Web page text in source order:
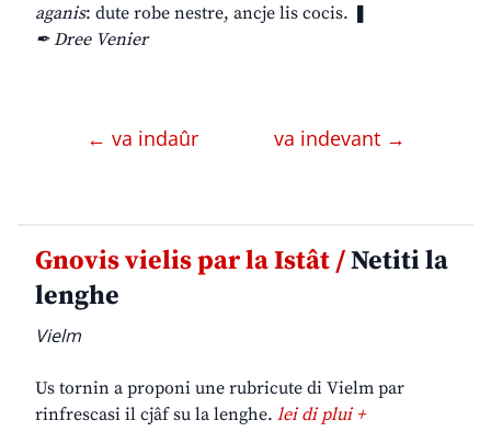
aganis: dute robe nestre, ancje lis cocis. ❚
✒ Dree Venier
← va indaûr va indevant →
Gnovis vielis par la Istât /Netiti la
lenghe
Vielm
Us tornin a proponi une rubricute di Vielm par
rinfrescasi il cjâf su la lenghe. lei di plui +